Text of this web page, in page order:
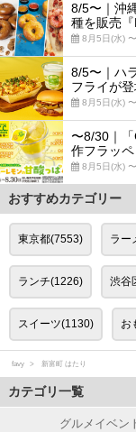
8/5〜｜沖
種を販売『
8月5日(水) 〜
8/5〜｜ハ
フライが登
8月5日(水) 〜
〜8/30｜
作フラッペ
8月5日(水)
おすすめカテゴリー
東京都(7553) ラー
ランチ(1226) 渋谷
スイーツ(1130) お
favy 新富町 はたり
カテゴリ一覧
グルメイベン